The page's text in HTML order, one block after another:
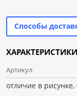
Способы
Артикул
отличие в